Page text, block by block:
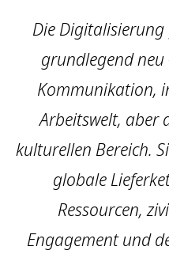
Die
grundlegend
Kommunikation,
Arbeitswelt, aber
kulturellen Bereich.
globale
Ressourcen,
Engagement und